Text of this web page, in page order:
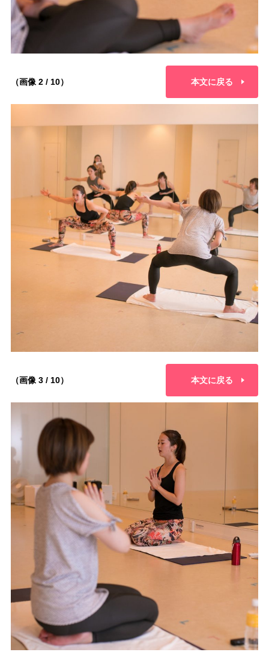
（画像 2 / 10） 本文に戻る
（画像 3 / 10） 本文に戻る